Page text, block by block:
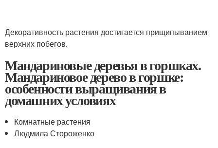
Декоративность растения достигается прищипыванием
верхних побегов.
Мандариновые деревья в горшках.
Мандариновое дерево в горшке:
особенности выращивания в
домашних условиях
Комнатные растения
Людмила Стороженко